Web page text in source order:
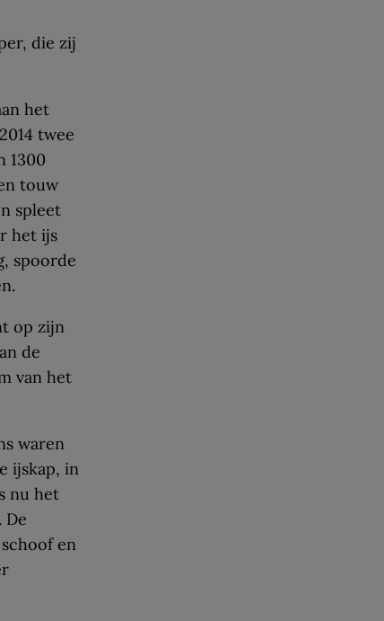
die zij
het
twee
1300
touw
spleet
het ijs
spoorde
op zijn
de
van het
waren
ijskap, in
nu het
De
en